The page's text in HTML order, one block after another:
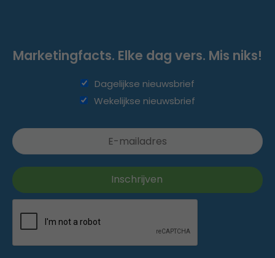
Marketingfacts. Elke dag vers. Mis niks!
Dagelijkse nieuwsbrief
Wekelijkse nieuwsbrief